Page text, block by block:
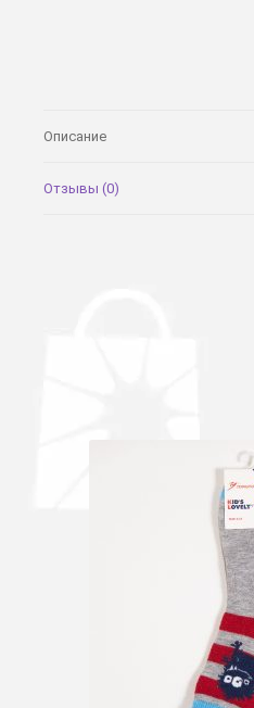
Описание
Отзывы (0)